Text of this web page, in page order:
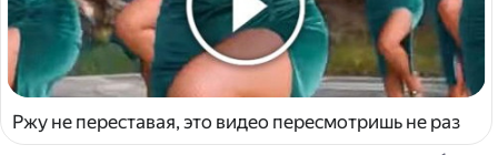
Ржу не переставая, это видео пересмотришь не раз